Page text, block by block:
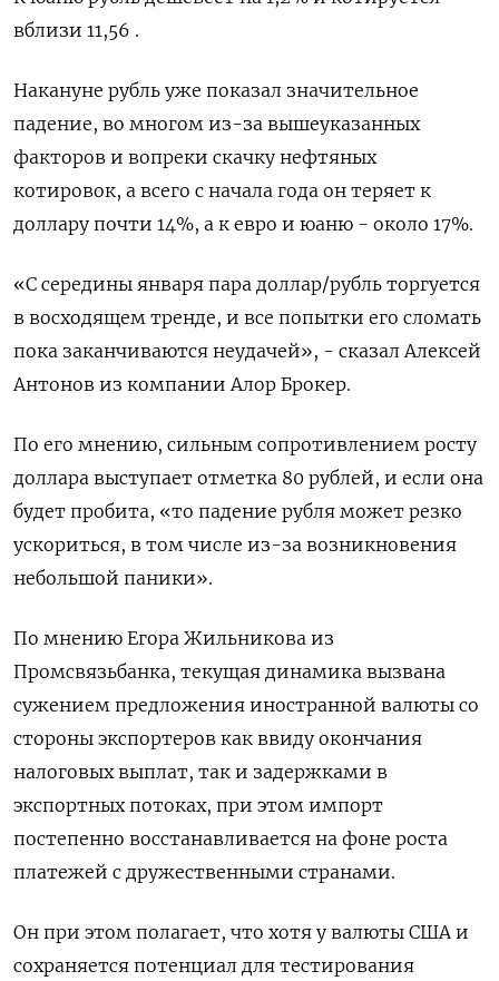
вблизи 11,56 .
Накануне рубль уже показал значительное
падение, во многом из-за вышеуказанных
факторов и вопреки скачку нефтяных
котировок, а всего с начала года он теряет к
доллару почти 14%, а к евро и юаню - около 17%.
«С середины января пара доллар/рубль торгуется
в восходящем тренде, и все попытки его сломать
пока заканчиваются неудачей», - сказал Алексей
Антонов из компании Алор Брокер.
По его мнению, сильным сопротивлением росту
доллара выступает отметка 80 рублей, и если она
будет пробита, «то падение рубля может резко
ускориться, в том числе из-за возникновения
небольшой паники».
По мнению Егора Жильникова из
Промсвязьбанка, текущая динамика вызвана
сужением предложения иностранной валюты со
стороны экспортеров как ввиду окончания
налоговых выплат, так и задержками в
экспортных потоках, при этом импорт
постепенно восстанавливается на фоне роста
платежей с дружественными странами.
Он при этом полагает, что хотя у валюты США и
сохраняется потенциал для тестирования